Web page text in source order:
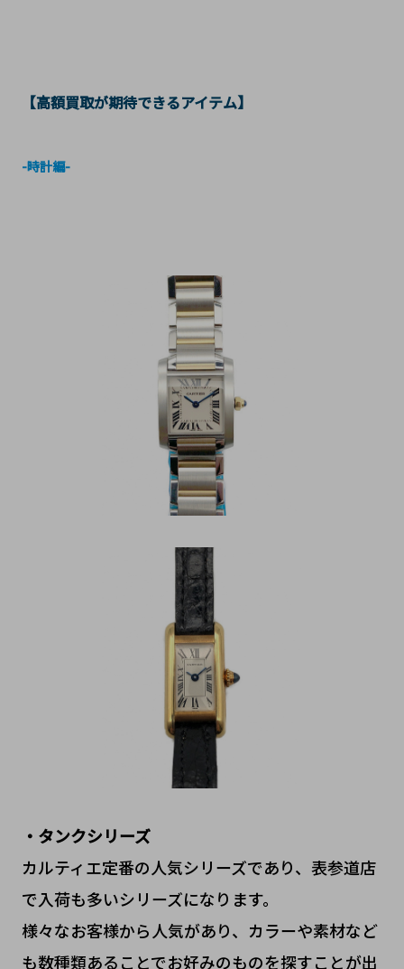
【高額買取が期待できるアイテム】
-時計編-
・タンクシリーズ
カルティエ定番の人気シリーズであり、表参道店
で入荷も多いシリーズになります。
様々なお客様から人気があり、カラーや素材など
も数種類あることでお好みのものを探すことが出